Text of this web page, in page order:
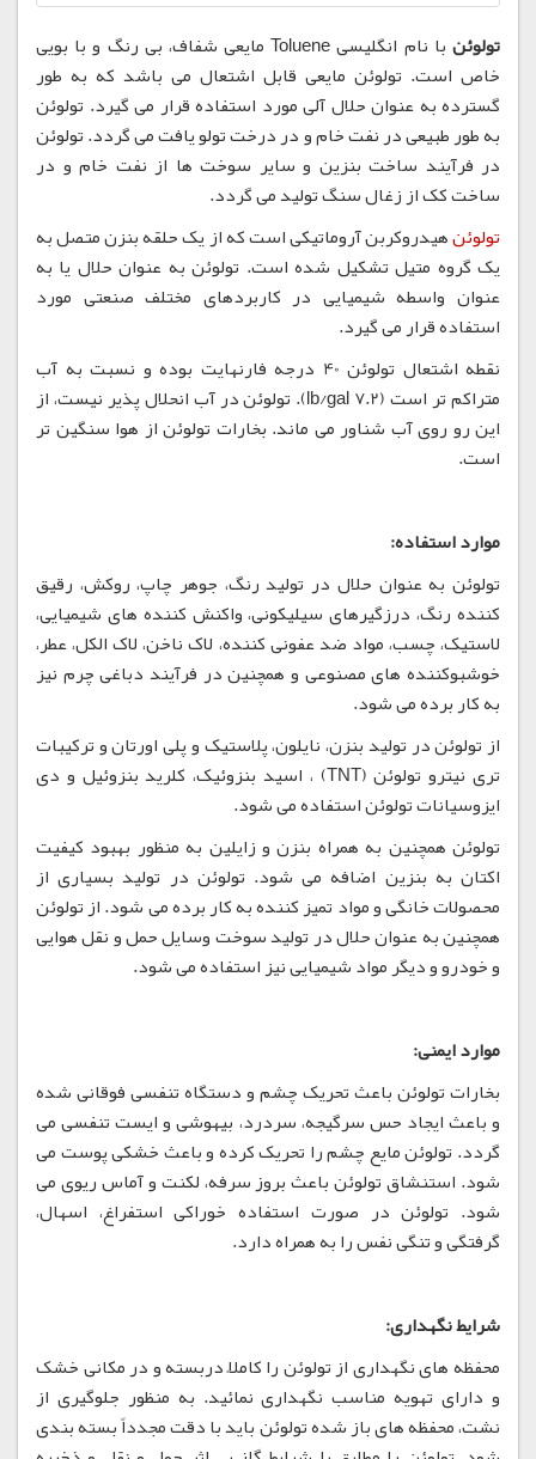
تولوئن
با نام انگلیسی Toluene مایعی شفاف، بی رنگ و با بویی
خاص است. تولوئن مایعی قابل اشتعال می باشد که به طور
گسترده به عنوان حلال آلی مورد استفاده قرار می گیرد. تولوئن
به طور طبیعی در نفت خام و در درخت تولو یافت می گردد. تولوئن
در فرآیند ساخت بنزین و سایر سوخت ها از نفت خام و در
ساخت کک از زغال سنگ تولید می گردد.
تولوئنهیدروکربن آروماتیکی است که از یک حلقه بنزن متصل به
یک گروه متیل تشکیل شده است. تولوئن به عنوان حلال یا به
عنوان واسطه شیمیایی در کاربردهای مختلف صنعتی مورد
استفاده قرار می گیرد.
نقطه اشتعال تولوئن 40 درجه فارنهایت بوده و نسبت به آب
متراکم تر است (7.2 lb/gal). تولوئن در آب انحلال پذیر نیست، از
این رو روی آب شناور می ماند. بخارات تولوئن از هوا سنگین تر
است.
موارد استفاده:
تولوئن به عنوان حلال در تولید رنگ، جوهر چاپ، روکش، رقیق
کننده رنگ، درزگیرهای سیلیکونی، واکنش کننده های شیمیایی،
لاستیک، چسب، مواد ضد عفونی کننده، لاک ناخن، لاک الکل، عطر،
خوشبوکننده های مصنوعی و همچنین در فرآیند دباغی چرم نیز
به کار برده می شود.
از تولوئن در تولید بنزن، نایلون، پلاستیک و پلی اورتان و ترکیبات
تری نیترو تولوئن (TNT) ، اسید بنزوئیک، کلرید بنزوئیل و دی
ایزوسیانات تولوئن استفاده می شود.
تولوئن همچنین به همراه بنزن و زایلین به منظور بهبود کیفیت
اکتان به بنزین اضافه می شود. تولوئن در تولید بسیاری از
محصولات خانگی و مواد تمیز کننده به کار برده می شود. از تولوئن
همچنین به عنوان حلال در تولید سوخت وسایل حمل و نقل هوایی
و خودرو و دیگر مواد شیمیایی نیز استفاده می شود.
موارد ایمنی:
بخارات تولوئن باعث تحریک چشم و دستگاه تنفسی فوقانی شده
و باعث ایجاد حس سرگیجه، سردرد، بیهوشی و ایست تنفسی می
گردد. تولوئن مایع چشم را تحریک کرده و باعث خشکی پوست می
شود. استنشاق تولوئن باعث بروز سرفه، لکنت و آماس ریوی می
شود. تولوئن در صورت استفاده خوراکی استفراغ، اسهال،
گرفتگی و تنگی نفس را به همراه دارد.
شرایط نگهداری:
محفظه های نگهداری از تولوئن را کاملاً دربسته و در مکانی خشک
و دارای تهویه مناسب نگهداری نمائید. به منظور جلوگیری از
نشت، محفظه های باز شده تولوئن باید با دقت مجدداً بسته بندی